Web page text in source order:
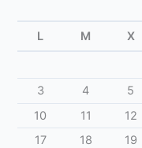
L M X
3
4 5
10
11 12
17
18 19